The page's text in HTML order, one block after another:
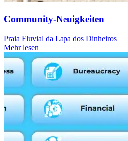
Community-Neuigkeiten
Praia Fluvial da Lapa dos Dinheiros
Mehr lesen